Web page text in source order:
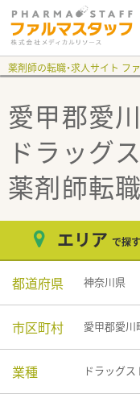
薬剤師の転職・求人サイト フ
愛甲郡愛
ドラッグ
薬剤師転
エリア で探す
都道府県 神奈川県
市区町村 愛甲郡愛川
業種 ドラッグ